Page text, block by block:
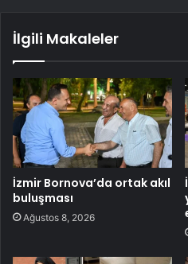
İlgili Makaleler
İzmir Bornova’da ortak akıl
buluşması
Ağustos 8, 2026